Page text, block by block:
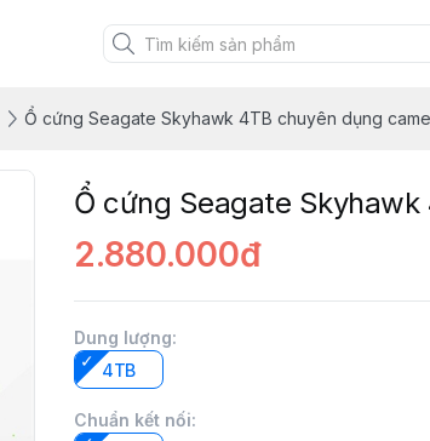
Ổ cứng Seagate Skyhawk 4TB chuyên dụng
Ổ cứng Seagate
2.880.000đ
Dung lượng:
4TB
Chuẩn kết nối: